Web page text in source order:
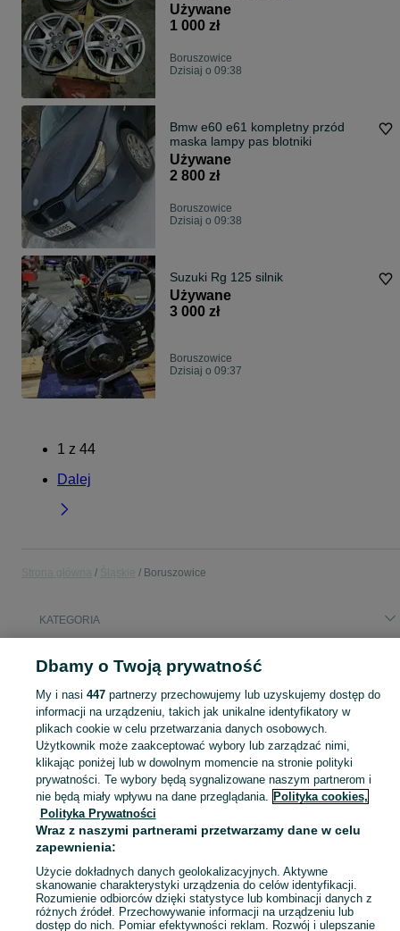
Używane
1 000 zł
Boruszowice
Dzisiaj o 09:38
Bmw e60 e61 kompletny przód
maska lampy pas blotniki
Używane
2 800 zł
Boruszowice
Dzisiaj o 09:38
Suzuki Rg 125 silnik
Używane
3 000 zł
Boruszowice
Dzisiaj o 09:37
1 z 44
Dalej
Boruszowice
KATEGORIA
Popularne wyszukiwania
Skorzystaj z największego serwisu ogłoszeniowego - Boruszowice i okolice! Kupuj to, czego pragniesz i sprzedawaj to, czego już nie potrzebujesz!
Mapa kategorii
Mapa miejscowości
Mapa ministron
Popularne wyszukiwania
Dbamy o Twoją prywatność
My i nasi 447partnerzy przechowujemy lub uzyskujemy dostęp do
informacji na urządzeniu, takich jak unikalne identyfikatory w
plikach cookie w celu przetwarzania danych osobowych.
Użytkownik może zaakceptować wybory lub zarządzać nimi,
klikając poniżej lub w dowolnym momencie na stronie polityki
prywatności. Te wybory będą sygnalizowane naszym partnerom i
nie będą miały wpływu na dane przeglądania. Polityka cookies,
Polityka Prywatności
Wraz z naszymi partnerami przetwarzamy dane w celu
zapewnienia:
Użycie dokładnych danych geolokalizacyjnych. Aktywne
skanowanie charakterystyki urządzenia do celów identyfikacji.
Rozumienie odbiorców dzięki statystyce lub kombinacji danych z
różnych źródeł. Przechowywanie informacji na urządzeniu lub
dostęp do nich. Pomiar efektywności reklam. Rozwój i ulepszanie